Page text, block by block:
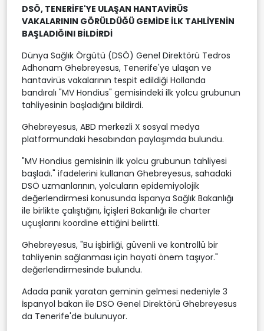
DSÖ, TENERİFE'YE ULAŞAN HANTAVİRÜS
VAKALARININ GÖRÜLDÜĞÜ GEMİDE İLK TAHLİYENİN
BAŞLADIĞINI BİLDİRDİ
Dünya Sağlık Örgütü (DSÖ) Genel Direktörü Tedros
Adhonam Ghebreyesus, Tenerife'ye ulaşan ve
hantavirüs vakalarının tespit edildiği Hollanda
bandıralı "MV Hondius" gemisindeki ilk yolcu grubunun
tahliyesinin başladığını bildirdi.
Ghebreyesus, ABD merkezli X sosyal medya
platformundaki hesabından paylaşımda bulundu.
"MV Hondius gemisinin ilk yolcu grubunun tahliyesi
başladı." ifadelerini kullanan Ghebreyesus, sahadaki
DSÖ uzmanlarının, yolcuların epidemiyolojik
değerlendirmesi konusunda İspanya Sağlık Bakanlığı
ile birlikte çalıştığını, İçişleri Bakanlığı ile charter
uçuşlarını koordine ettiğini belirtti.
Ghebreyesus, "Bu işbirliği, güvenli ve kontrollü bir
tahliyenin sağlanması için hayati önem taşıyor."
değerlendirmesinde bulundu.
Adada panik yaratan geminin gelmesi nedeniyle 3
İspanyol bakan ile DSÖ Genel Direktörü Ghebreyesus
da Tenerife'de bulunuyor.